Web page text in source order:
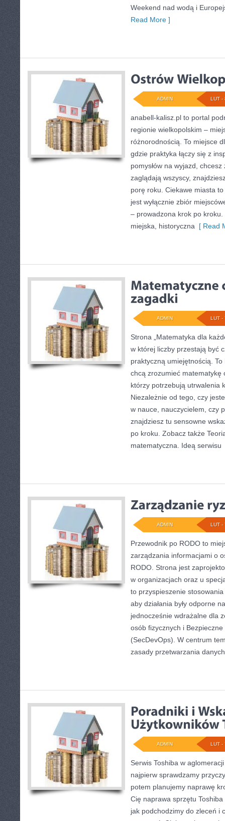
Weekend nad wodą i
Read More ]
LUT -
ADMIN
anabell-kalisz.pl to portal
regionie wielkopolskim –
różnorodnością. To miejsce
gdzie praktyka łączy się z
pomysłów na wyjazd,
zaglądają wszyscy,
porę roku. Ciekawe miasta
jest wyłącznie zbiór
– prowadzona krok po
miejska, historyczna [ Read
LUT -
ADMIN
Strona „Matematyka dla
w której liczby przestają być
praktyczną umiejętnością.
chcą zrozumieć matematykę
którzy potrzebują utrwalenia
Niezależnie od tego, czy
w nauce, nauczycielem, czy
znajdziesz tu sensowne
po kroku. Zobacz także
matematyczna. Ideą serwisu
LUT -
ADMIN
Przewodnik po RODO to
zarządzania informacjami o
RODO. Strona jest
w organizacjach oraz u
to przyspieszenie
aby działania były odporne
jednocześnie wdrażalne dla
osób fizycznych i
(SecDevOps). W centrum
zasady przetwarzania
LUT -
ADMIN
Serwis Toshiba w
najpierw sprawdzamy
potem planujemy naprawę
Cię naprawa sprzętu
jak podchodzimy do zleceń i